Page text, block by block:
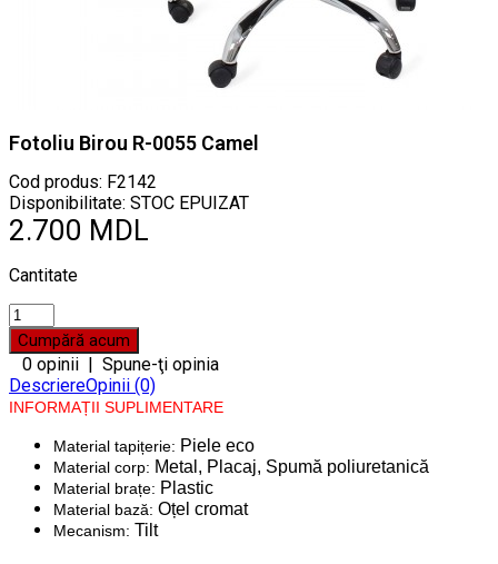
Fotoliu Birou R-0055 Camel
Cod produs: F2142
Disponibilitate: STOC EPUIZAT
2.700 MDL
Cantitate
0 opinii | Spune-ţi opinia
DescriereOpinii (0)
INFORMAȚII SUPLIMENTARE
Material tapițerie: Piele eco
Material corp: Metal, Placaj, Spumă poliuretanică
Material brațe: Plastic
Material bază: Oțel cromat
Mecanism: Tilt